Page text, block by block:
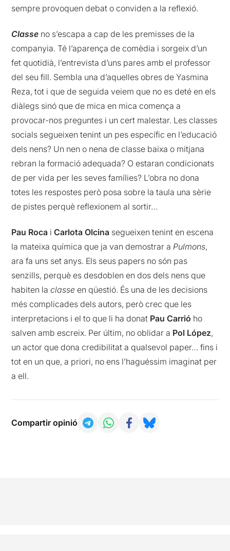
sempre provoquen debat o conviden a la reflexió.
Classe no s’escapa a cap de les premisses de la
companyia. Té l’aparença de comèdia i sorgeix d’un
fet quotidià, l’entrevista d’uns pares amb el professor
del seu fill. Sembla una d’aquelles obres de Yasmina
Reza, tot i que de seguida veiem que no es deté en els
diàlegs sinó que de mica en mica comença a
provocar-nos preguntes i un cert malestar. Les classes
socials segueixen tenint un pes específic en l’educació
dels nens? Un nen o nena de classe baixa o mitjana
rebran la formació adequada? O estaran condicionats
de per vida per les seves famílies? L’obra no dona
totes les respostes però posa sobre la taula una sèrie
de pistes perquè reflexionem al sortir…
Pau Roca iCarlota Olcina segueixen tenint en escena
la mateixa química que ja van demostrar aPulmons,
ara fa uns set anys. Els seus papers no són pas
senzills, perquè es desdoblen en dos dels nens que
habiten laclasse en qüestió. És una de les decisions
més complicades dels autors, però crec que les
interpretacions i el to que li ha donat Pau Carrió ho
salven amb escreix. Per últim, no oblidar a Pol López,
un actor que dona credibilitat a qualsevol paper… fins i
tot en un que, a priori, no ens l’haguéssim imaginat per
a ell.
Compartir opinió